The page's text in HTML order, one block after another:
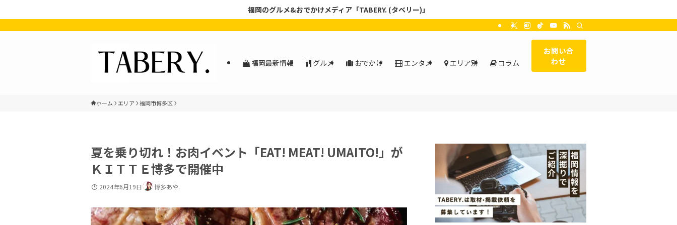
福岡のグルメ&おでかけメディア「TABERY. (タベリー)」
福岡最新情報 グルメ おでかけ エンタメ エリア別 コラム
お問い合
わせ
ホーム エリア 福岡市博多区
夏を乗り切れ！お肉イベント「EAT! MEAT! UMAITO!」が
ＫＩＴＴＥ博多で開催中
2024年6月19日 博多あや.